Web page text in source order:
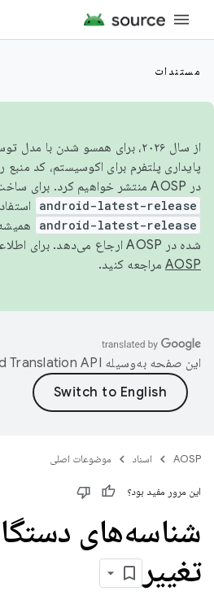
مستندات
از سال ۲۰۲۶، برای همسو شدن با
پایداری پلتفرم برای اکوسیستم، کد
در AOSP منتشر خواهیم کرد. برای ساخت و مشارکت در AOSP،
android-latest-release
android-latest-release
شده در AOSP ارجاع می‌دهد. برای اطلاعات بیشتر، به
AOSP مراجعه کنید.
این صفحه به‌وسیله
AOSP اسناد موضوعات اصلی
این مرور مفید بود؟
شناسه‌های
تغییر